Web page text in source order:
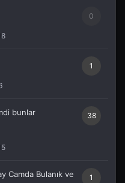
0
1
38
bunlar
1
Camda Bulanık ve